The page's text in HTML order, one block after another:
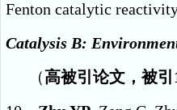
Fenton catalytic
Catalysis B:
（高被引论文，被引